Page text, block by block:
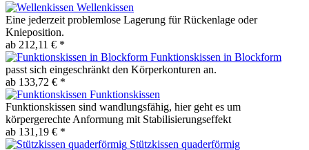
Wellenkissen
Eine jederzeit problemlose Lagerung für Rückenlage oder
Knieposition.
ab 212,11 € *
Funktionskissen in Blockform
passt sich eingeschränkt den Körperkonturen an.
ab 133,72 € *
Funktionskissen
Funktionskissen sind wandlungsfähig, hier geht es um
körpergerechte Anformung mit Stabilisierungseffekt
ab 131,19 € *
Stützkissen quaderförmig